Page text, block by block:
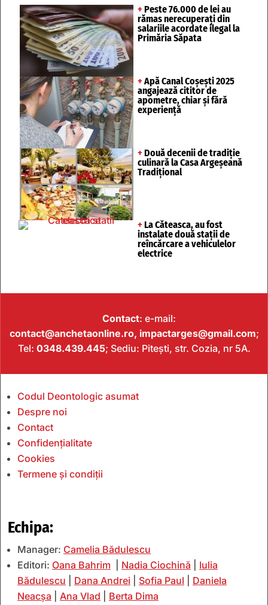
+ Peste 76.000 de lei au
rămas nerecuperați din
salariile acordate ilegal la
Primăria Săpata
+ Apă Canal Coșești 2025
angajează cititor de
apometre, chiar și fără
experiență
+ Două decenii de tradiție
culinară la Casa Argeșeană
Tradițional
+ La Căteasca, au fost
instalate două stații de
reîncărcare a vehiculelor
electrice
Contact: e-mail:
contact@anchetaonline.ro, impactarges@gmail.com;
Tel: 0348.439.445; Sediu: Pitești, str. Cozia, nr 5A.
Codul Deontologic asumat
Despre noi
Contact
Confidențialitate
Cookies
Termene și condiții
Echipa:
Manager: Camelia Bădulescu
Editori: Oana Bahrim Nadia Ciochină
Iulia
Bădulescu
Dana Andrei Sofia Paul
Daniela
Neacșa
Ana Vlad Berta Dima